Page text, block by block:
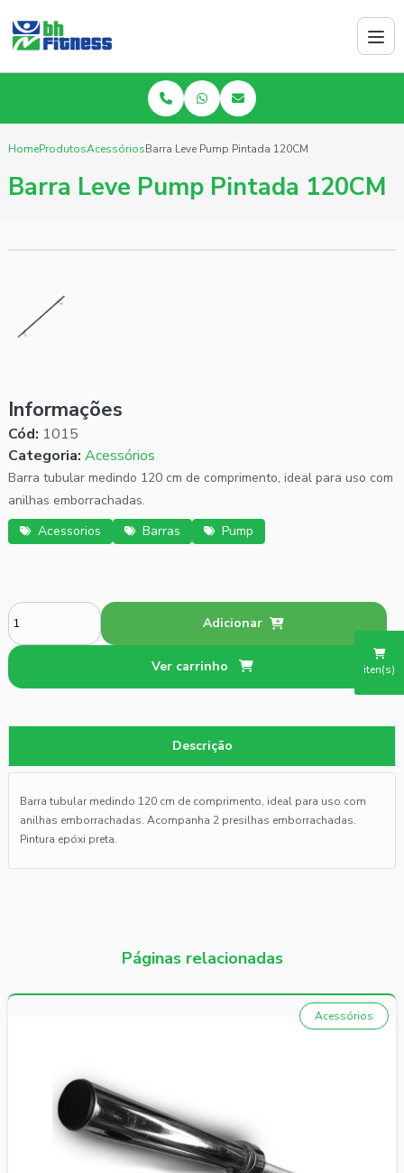
iten(s)
HomeProdutosAcessóriosBarra Leve Pump Pintada 120CM
Barra Leve Pump Pintada 120CM
Informações
Cód: 1015
Categoria: Acessórios
Barra tubular medindo 120 cm de comprimento, ideal para uso com
anilhas emborrachadas.
Acessorios
Barras Pump
Adicionar
Ver carrinho
Descrição
Barra tubular medindo 120 cm de comprimento, ideal para uso com
anilhas emborrachadas. Acompanha 2 presilhas emborrachadas.
Pintura epóxi preta.
Páginas relacionadas
Acessórios